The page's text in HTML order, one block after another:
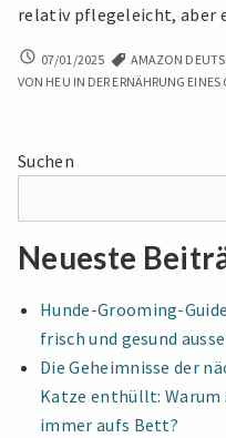
relativ pflegeleicht, aber
WAS
FRESSEN
LEITFADEN
07/01/2025 AMAZON
VON HEU IN DER ERNÄHRUNG
Suchen
Neueste
Hunde-Grooming-
frisch und gesund
Die Geheimnisse der
Katze enthüllt:
immer aufs Bett?